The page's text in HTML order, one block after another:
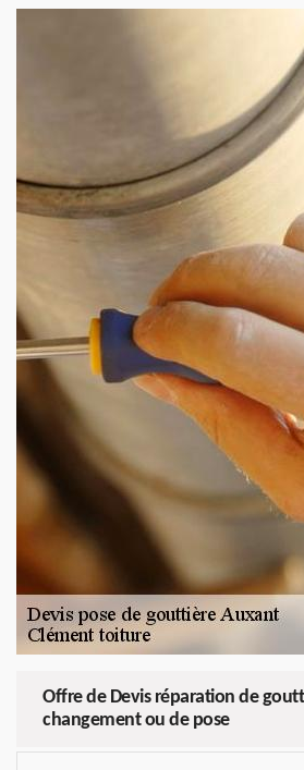
Offre de Devis réparation de
changement ou de pose